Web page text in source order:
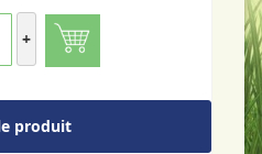
+
produit